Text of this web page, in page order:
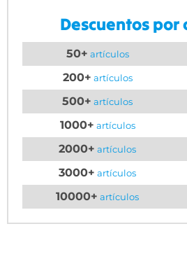
Descuentos
50+ artículos
200+ artículos
500+ artículos
1000+ artículos
2000+ artículos
3000+ artículos
10000+ artículos